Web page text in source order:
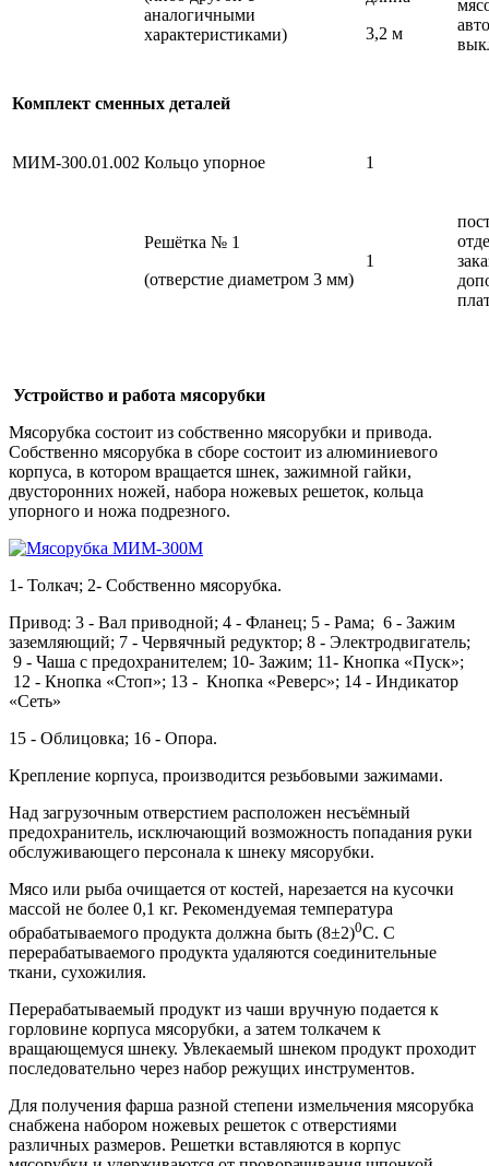
аналогичными
характеристиками)
3,2 м
Комплект сменных деталей
МИМ-300.01.002 Кольцо упорное 1
Решётка № 1
(отверстие диаметром 3 мм)
1
Устройство и работа мясорубки
Мясорубка состоит из собственно мясорубки и привода.
Собственно мясорубка в сборе состоит из алюминиевого
корпуса, в котором вращается шнек, зажимной гайки,
двусторонних ножей, набора ножевых решеток, кольца
упорного и ножа подрезного.
1- Толкач; 2- Собственно мясорубка.
Привод: 3 - Вал приводной; 4 - Фланец; 5 - Рама; 6 - Зажим
заземляющий; 7 - Червячный редуктор; 8 - Электродвигатель;
9 - Чаша с предохранителем; 10- Зажим; 11- Кнопка «Пуск»;
12 - Кнопка «Стоп»; 13 - Кнопка «Реверс»; 14 - Индикатор
«Сеть»
15 - Облицовка; 16 - Опора.
Крепление корпуса, производится резьбовыми зажимами.
Над загрузочным отверстием расположен несъёмный
предохранитель, исключающий возможность попадания руки
обслуживающего персонала к шнеку мясорубки.
Мясо или рыба очищается от костей, нарезается на кусочки
массой не более 0,1 кг. Рекомендуемая температура
обрабатываемого продукта должна быть (8±2)0С. С
перерабатываемого продукта удаляются соединительные
ткани, сухожилия.
Перерабатываемый продукт из чаши вручную подается к
горловине корпуса мясорубки, а затем толкачем к
вращающемуся шнеку. Увлекаемый шнеком продукт проходит
последовательно через набор режущих инструментов.
Для получения фарша разной степени измельчения мясорубка
снабжена набором ножевых решеток с отверстиями
различных размеров. Решетки вставляются в корпус